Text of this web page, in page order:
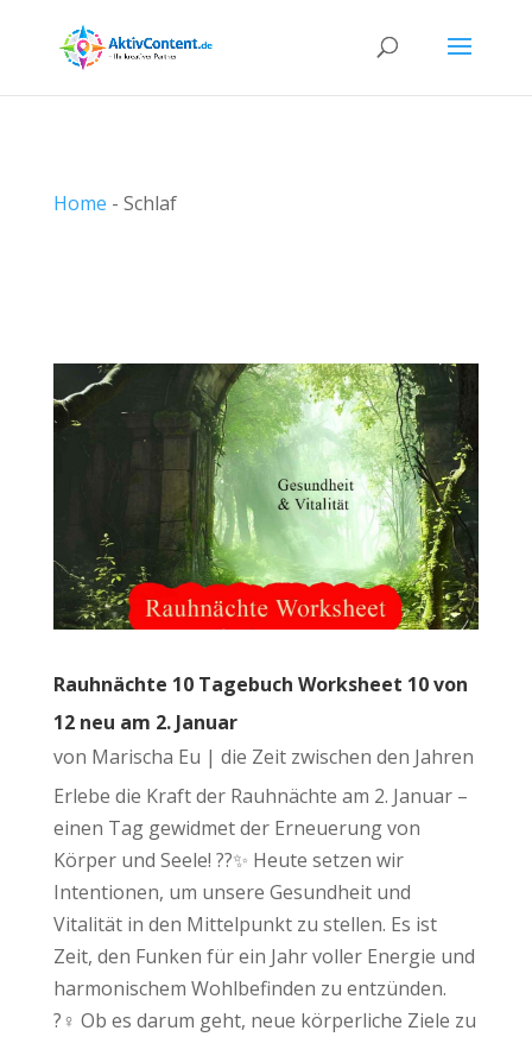
Home - Schlaf
Rauhnächte 10 Tagebuch Worksheet 10 von
12 neu am 2. Januar
von Marischa Eu | die Zeit zwischen den Jahren
Erlebe die Kraft der Rauhnächte am 2. Januar –
einen Tag gewidmet der Erneuerung von
Körper und Seele! ??✨ Heute setzen wir
Intentionen, um unsere Gesundheit und
Vitalität in den Mittelpunkt zu stellen. Es ist
Zeit, den Funken für ein Jahr voller Energie und
harmonischem Wohlbefinden zu entzünden.
?‍♀️ Ob es darum geht, neue körperliche Ziele zu